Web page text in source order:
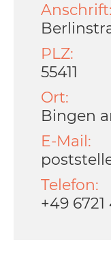
Anschrift:
PLZ:
55411
Ort:
Bingen
E-Mail:
Telefon:
+49